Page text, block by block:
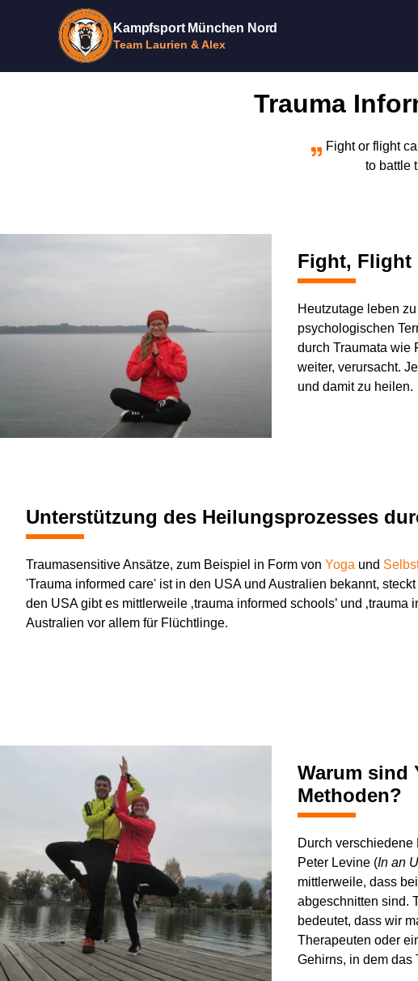
Kampfsport München Nord
Team Laurien & Alex
Trauma
Fight or flight
to battle
Fight, Flight
Heutzutage leben
psychologischen
durch Traumata wie
weiter, verursacht.
und damit zu heilen.
Unterstützung des Heilungsprozesses
Traumasensitive Ansätze, zum Beispiel in Form von Yoga und
'Trauma informed care' ist in den USA und Australien bekannt,
den USA gibt es mittlerweile ‚trauma informed schools’ und
Australien vor allem für Flüchtlinge.
Warum sind
Methoden?
Durch
Peter Levine (In an
mittlerweile, dass
abgeschnitten sind.
bedeutet, dass wir
Therapeuten oder
Gehirns, in dem das